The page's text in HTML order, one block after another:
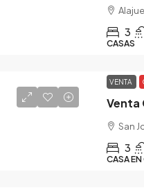
3
CASAS
VENTA
Venta
San
3
CASA